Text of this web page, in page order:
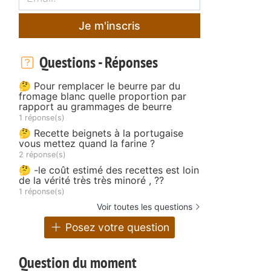
Je m'inscris
Questions - Réponses
🤔 Pour remplacer le beurre par du
fromage blanc quelle proportion par
rapport au grammages de beurre
1 réponse(s)
🤔 Recette beignets à la portugaise
vous mettez quand la farine ?
2 réponse(s)
🤔 -le coût estimé des recettes est loin
de la vérité très très minoré , ??
1 réponse(s)
Voir toutes les questions
Posez votre question
Question du moment